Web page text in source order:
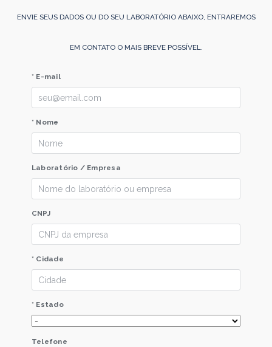
ENVIE SEUS DADOS OU DO SEU LABORATÓRIO ABAIXO, ENTRAREMOS
EM CONTATO O MAIS BREVE POSSÍVEL.
* E-mail
* Nome
Laboratório / Empresa
CNPJ
* Cidade
* Estado
Telefone